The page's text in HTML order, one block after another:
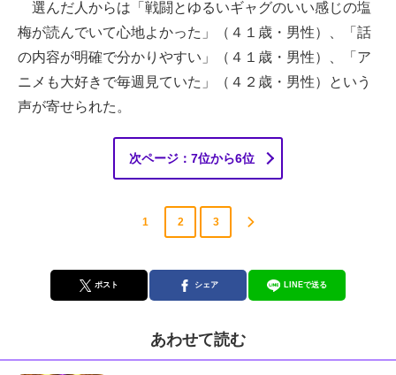
選んだ人からは「戦闘とゆるいギャグのいい感じの塩
梅が読んでいて心地よかった」（４１歳・男性）、「話
の内容が明確で分かりやすい」（４１歳・男性）、「ア
ニメも大好きで毎週見ていた」（４２歳・男性）という
声が寄せられた。
次ページ：7位から6位
1 2 3
ポスト シェア LINEで送る
あわせて読む